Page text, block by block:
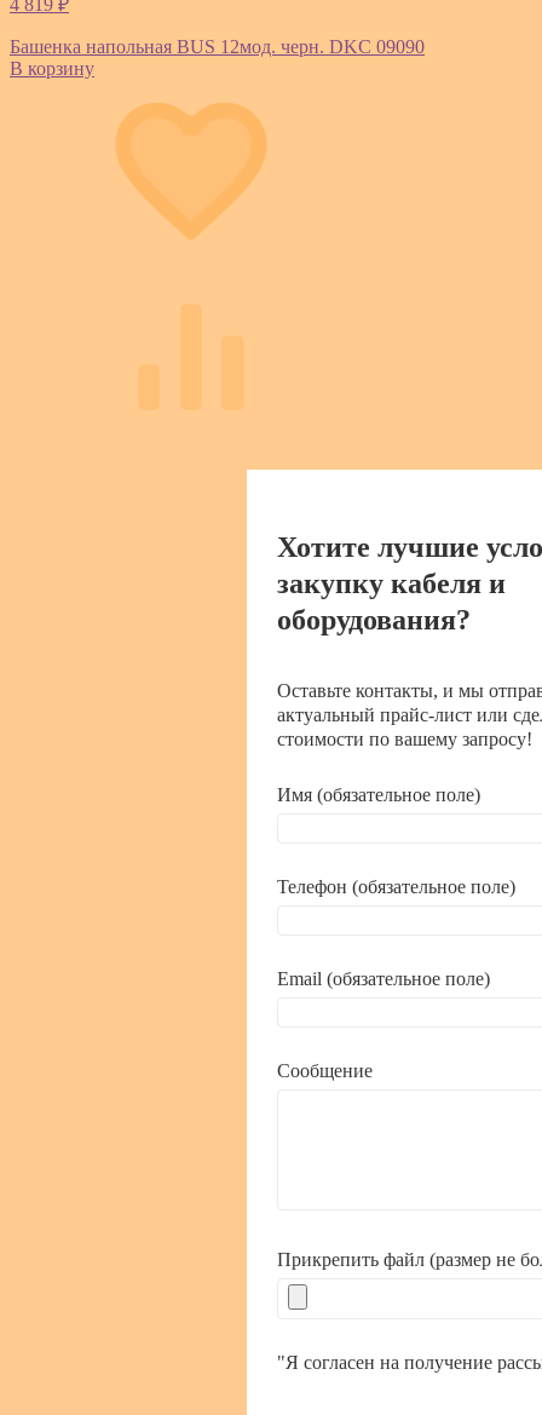
Башенка напольная BUS 12мод. черн. DKC 09090
В корзину
Хотите лучшие
закупку кабеля и
оборудования?
Оставьте контакты, и мы
актуальный прайс-лист или
стоимости по вашему запросу!
Имя (обязательное поле)
Телефон (обязательное поле)
Email (обязательное поле)
Сообщение
Прикрепить файл (размер не
"Я согласен на получение